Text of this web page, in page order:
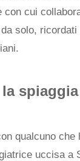
con cui
solo, ricordati
qualcuno che
uccisa a